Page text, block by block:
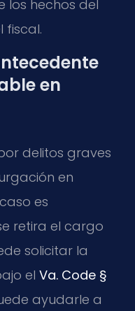
los hechos del
fiscal.
en
delitos graves
en
es
retira el cargo
solicitar la
el Va. Code §
ayudarle a